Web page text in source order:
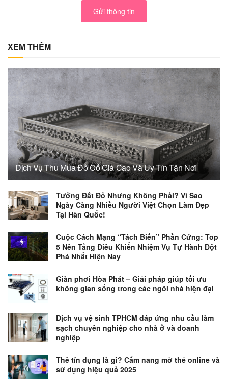
Gửi thông tin
XEM THÊM
Dịch Vụ Thu Mua Đồ Cổ Giá Cao Và Uy Tín Tận Nơi
Tưởng Đắt Đỏ Nhưng Không Phải? Vì Sao
Ngày Càng Nhiều Người Việt Chọn Làm Đẹp
Tại Hàn Quốc!
Cuộc Cách Mạng “Tách Biến” Phần Cứng: Top
5 Nền Tảng Điều Khiển Nhiệm Vụ Tự Hành Đột
Phá Nhất Hiện Nay
Giàn phơi Hòa Phát – Giải pháp giúp tối ưu
không gian sống trong các ngôi nhà hiện đại
Dịch vụ vệ sinh TPHCM đáp ứng nhu cầu làm
sạch chuyên nghiệp cho nhà ở và doanh
nghiệp
Thẻ tín dụng là gì? Cẩm nang mở thẻ online và
sử dụng hiệu quả 2025